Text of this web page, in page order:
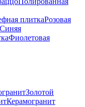
плиткаРозовая
Синяя
Фиолетовая
Золотой
Керамогранит